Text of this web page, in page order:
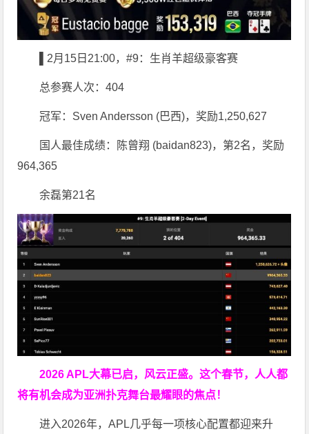
▌2月15日21:00，#9：生肖羊超级豪客赛
总参赛人次：404
冠军：Sven Andersson (巴西)，奖励1,250,627
国人最佳成绩：陈曾翔 (baidan823)，第2名，奖励
964,365
余磊第21名
2026 APL大幕已启，风云正盛。这个春节，人人都
将有机会成为亚洲扑克舞台最耀眼的焦点！
进入2026年，APL几乎每一项核心配置都迎来升